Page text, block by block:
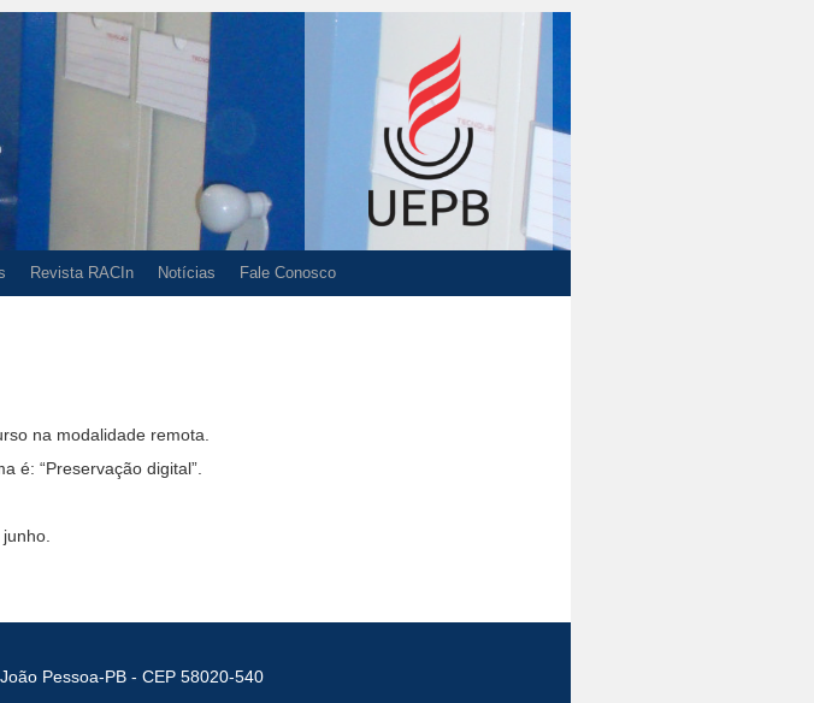
Revista RACIn Notícias Fale Conosco
na modalidade remota.
é: “Preservação digital”.
Pessoa-PB - CEP 58020-540